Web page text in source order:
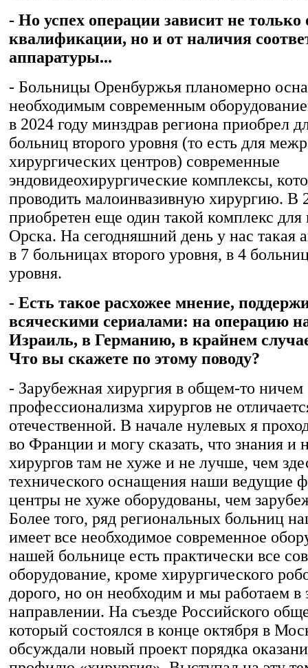
- Но успех операции зависит не только
квалификации, но и от наличия
аппаратуры...
- Больницы Оренбуржья планомерно
необходимым современным
в 2024 году минздрав региона приобрел
больниц второго уровня (то есть для
хирургических центров) современные
эндовидеохирургические комплексы,
проводить малоинвазивную хирургию. В
приобретен еще один такой комплекс
Орска. На сегодняшний день у нас такая
в 7 больницах второго уровня, в 4
уровня.
- Есть такое расхожее мнение,
всяческими сериалами: на операцию
Израиль, в Германию, в крайнем
Что вы скажете по этому поводу?
- Зарубежная хирургия в общем-то ничем
профессионализма хирургов не
отечественной. В начале нулевых я
во Франции и могу сказать, что знания и
хирургов там не хуже и не лучше, чем
технического оснащения наши ведущие
центры не хуже оборудованы, чем
Более того, ряд региональных больниц
имеет все необходимое современное
нашей больнице есть практически все
оборудование, кроме хирургического
дорого, но он необходим и мы работаем в
направлении. На съезде Российского
который состоялся в конце октября в
обсуждали новый проект порядка